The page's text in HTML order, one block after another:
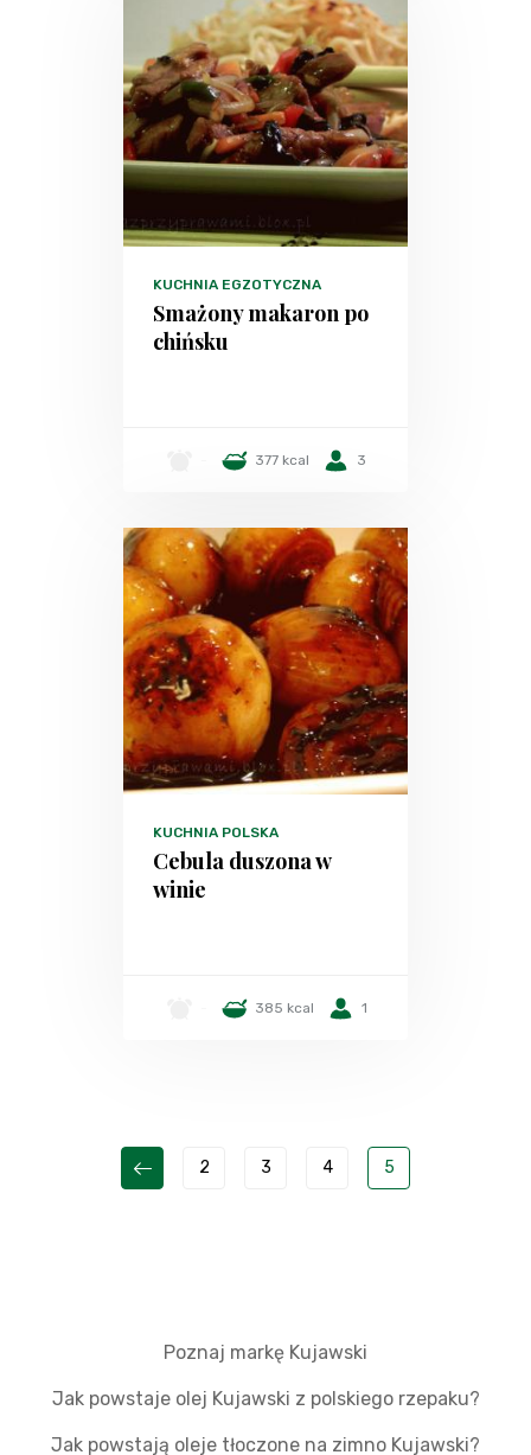
KUCHNIA EGZOTYCZNA
Smażony makaron po
chińsku
377 kcal 3
KUCHNIA POLSKA
Cebula duszona w
winie
385 kcal 1
2 3 4 5
Poznaj markę Kujawski
Jak powstaje olej Kujawski z polskiego rzepaku?
Jak powstają oleje tłoczone na zimno Kujawski?